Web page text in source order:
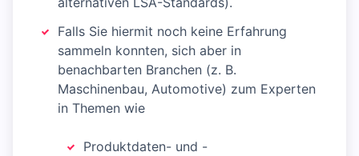
Falls Sie hiermit noch keine Erfahrung
sammeln konnten, sich aber in
benachbarten Branchen (z. B.
Maschinenbau, Automotive) zum Experten
in Themen wie
Produktdaten- und -